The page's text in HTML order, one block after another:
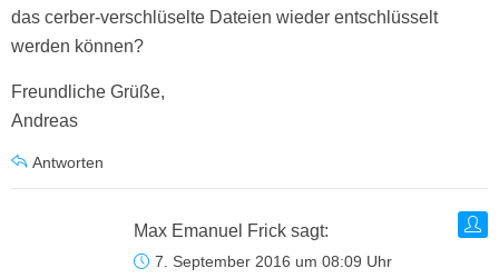
das cerber-verschlüselte Dateien wieder entschlüsselt
werden können?
Freundliche Grüße,
Andreas
Antworten
Max Emanuel Frick sagt:
7. September 2016 um 08:09 Uhr